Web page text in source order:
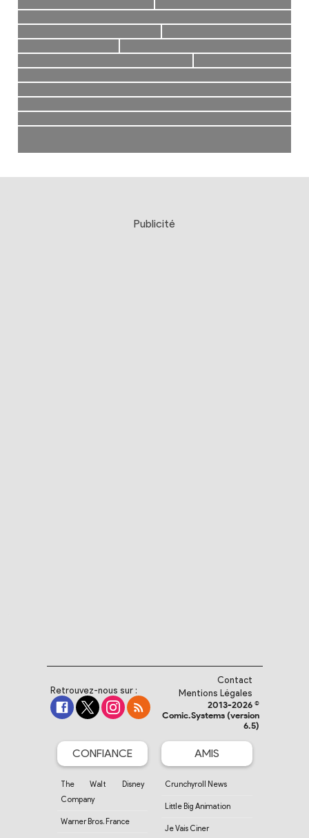
Publicité
Retrouvez-nous sur :
Contact
Mentions Légales
2013-2026 ©
Comic.Systems (version
6.5)
CONFIANCE
The Walt Disney
Company
Warner Bros. France
AMIS
Crunchyroll News
Little Big Animation
Je Vais Ciner